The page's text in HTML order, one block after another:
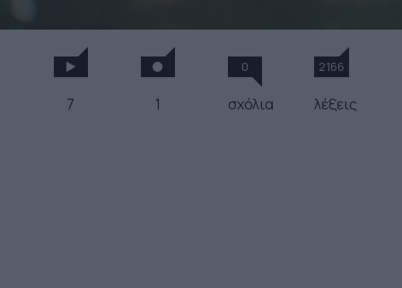
7 1
0
σχόλια
2166
λέξεις